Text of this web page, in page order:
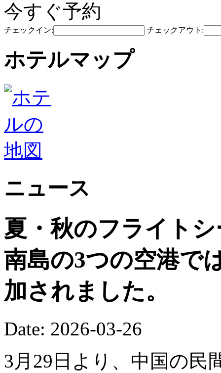
今すぐ予約
チェックイン: チェックアウト:
ホテルマップ
ニュース
夏・秋のフライト
南島の3つの空港で
加されました。
Date: 2026-03-26
3月29日より、中国の民